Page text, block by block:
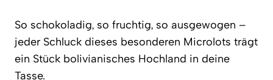
So schokoladig, so fruchtig, so ausgewogen –
jeder Schluck dieses besonderen Microlots trägt
ein Stück bolivianisches Hochland in deine
Tasse.